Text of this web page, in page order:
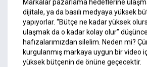
Markalar pazarlama hedeflerine
dijitale, ya da basılı medyaya yüksek
yapıyorlar. “Bütçe ne kadar yüksek
ulaşmak da o kadar kolay olur”
hafızalarımızdan silelim. Neden mi?
kurgulanmış markaya uygun bir video
yüksek bütçenin de önüne geçecektir.